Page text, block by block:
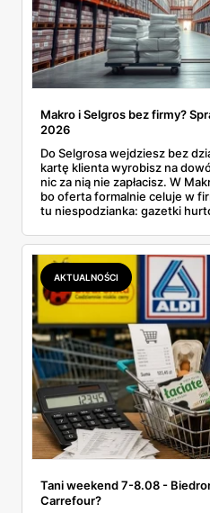
Makro i Selgros bez firmy?
2026
Do Selgrosa wejdziesz bez
kartę klienta wyrobisz na
nic za nią nie zapłacisz. W
bo oferta formalnie celuje w
tu niespodzianka: gazetki
zawsze wygrywa — ta sama
Makro ponad dwa razy
promocji dyskontu.
AKTUALNOŚCI
Tani weekend 7-8.08 -
Carrefour?